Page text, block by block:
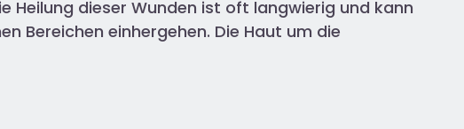
Heilung dieser Wunden ist oft langwierig und kann
Bereichen einhergehen. Die Haut um die